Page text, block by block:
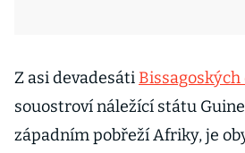
Z asi devadesáti
souostroví náležící státu
západním pobřeží Afriky, je